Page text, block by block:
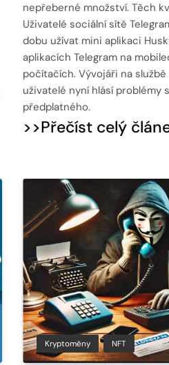
nepřeberné množství. Těch
Uživatelé sociální sítě
dobu užívat mini aplikaci
aplikacích Telegram na
počítačích. Vývojáři na
uživatelé nyní hlásí problémy
předplatného.
>>Přečíst celý
Kryptoměny NFT